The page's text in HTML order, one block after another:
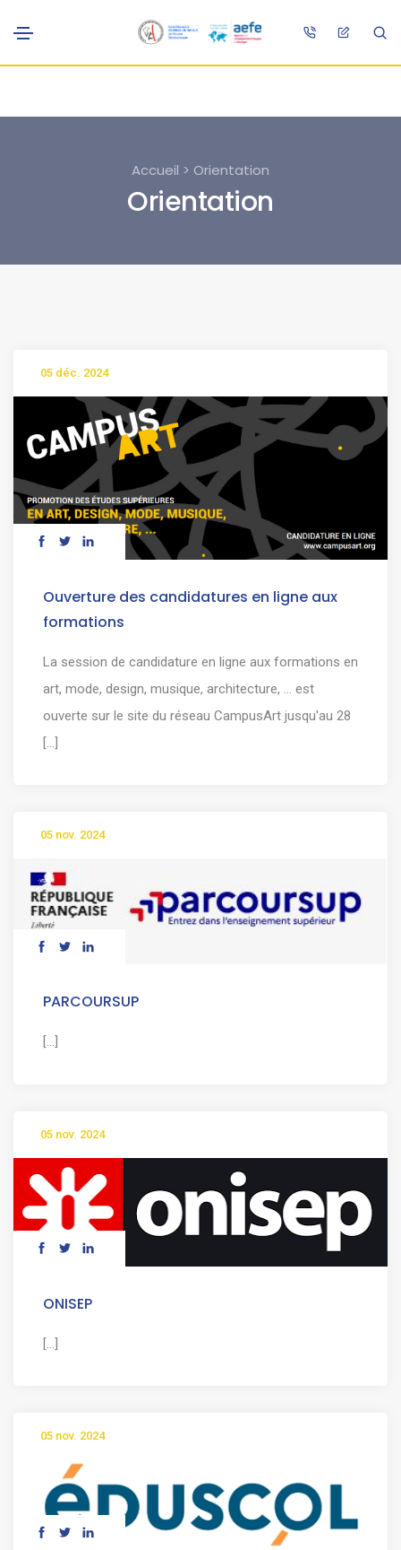
Accueil > Orientation
Orientation
05 déc. 2024
Ouverture des candidatures en ligne aux
formations
La session de candidature en ligne aux formations en
art, mode, design, musique, architecture, … est
ouverte sur le site du réseau CampusArt jusqu'au 28
[...]
05 nov. 2024
PARCOURSUP
[...]
05 nov. 2024
ONISEP
[...]
05 nov. 2024